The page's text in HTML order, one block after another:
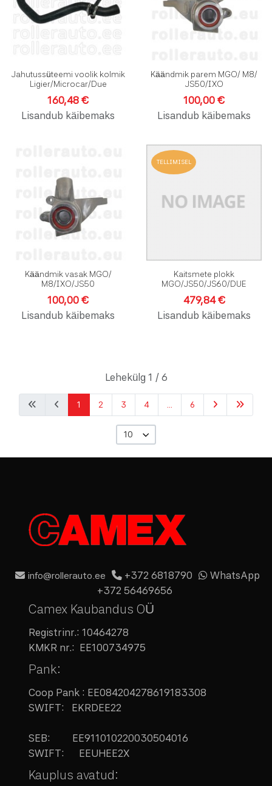
Kiirvaade
Jahutussüteemi voolik kolmik
Ligier/Microcar/Due
160,48 €
Lisandub käibemaks
Käändmik parem MGO/ M8/
JS50/IXO
100,00 €
Lisandub käibemaks
Lisa soovinimekirja
Kiirvaade
Käändmik vasak MGO/
M8/IXO/JS50
100,00 €
Lisandub käibemaks
TELLIMISEL
Kaitsmete plokk
MGO/JS50/JS60/DUE
479,84 €
Lisandub käibemaks
Lehekülg 1 / 6
1 2 3 4 6
10
info@rollerauto.ee +372 6818790
WhatsApp
+372 56469656
Camex Kaubandus OÜ
Registrinr.: 10464278
KMKR nr.: EE100734975
Pank:
Coop Pank : EE084204278619183308
SWIFT: EKRDEE22
SEB: EE911010220030504016
SWIFT: EEUHEE2X
Kauplus avatud: